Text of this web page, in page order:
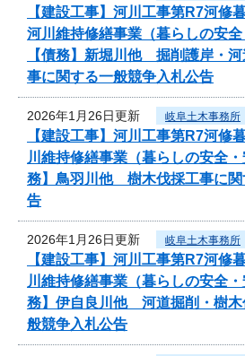
【建設工事】河川工事第R7河
河川維持修繕事業（暮らしの安全
【債務】新堀川他 掘削護岸・
事に関する一般競争入札公告
2026年1月26日更新 岐阜土木事務所
【建設工事】河川工事第R7河
川維持修繕事業（暮らしの安全
務】鳥羽川他 樹木伐採工事に関
告
2026年1月26日更新 岐阜土木事務所
【建設工事】河川工事第R7河
川維持修繕事業（暮らしの安全
務】伊自良川他 河道掘削・樹木
般競争入札公告